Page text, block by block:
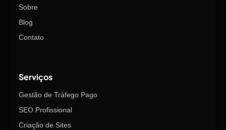
Sobre
Blog
Contato
Serviços
Gestão de Tráfego Pago
SEO Profissional
Criação de Sites